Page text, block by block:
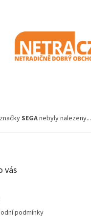
SEGAnebyly nalezeny...
vás
podmínky